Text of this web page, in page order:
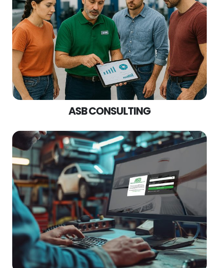
ASB CONSULTING